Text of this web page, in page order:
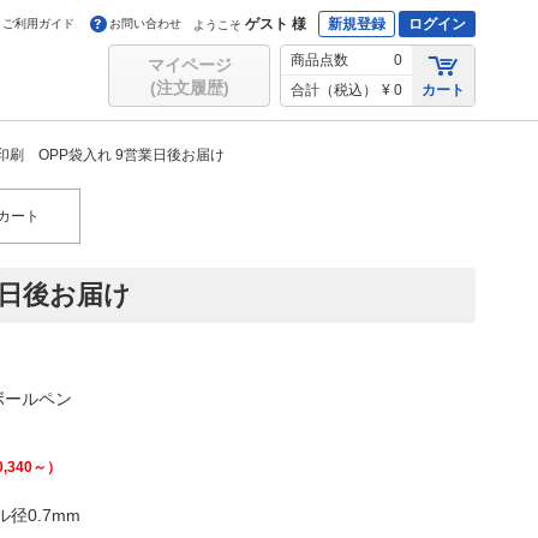
ご利用ガイド お問い合わせ ようこそ ゲスト 様 新規登録 ログイン
マイページ
(注文履歴)
商品点数
0
合計（税込）
¥ 0 カート
刷 OPP袋入れ 9営業日後お届け
ート
後お届け
ルペン
～）
径0.7mm